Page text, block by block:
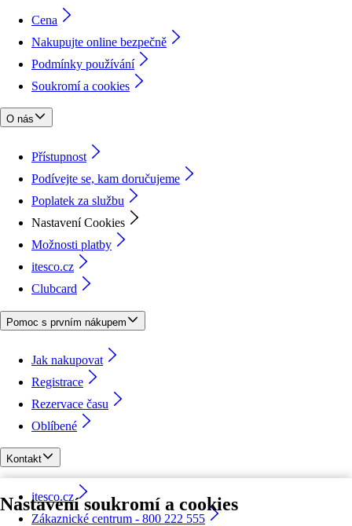
Nastavení soukromí a cookies
Cena
Nakupujte online bezpečně
Podmínky používání
Soukromí a cookies
O nás
Přístupnost
Podívejte se, kam doručujeme
Poplatek za službu
Nastavení Cookies
Možnosti platby
itesco.cz
Clubcard
Pomoc s prvním nákupem
Jak nakupovat
Registrace
Rezervace času
Oblíbené
Kontakt
itesco.cz
Zákaznické centrum - 800 222 555